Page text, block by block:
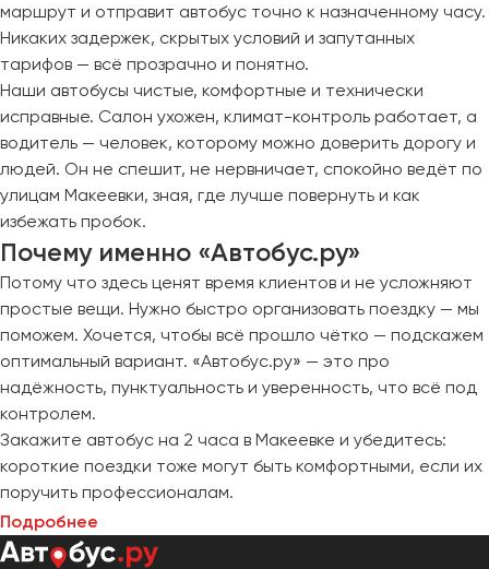
маршрут и отправит автобус точно к назначенному часу.
Никаких задержек, скрытых условий и запутанных
тарифов — всё прозрачно и понятно.
Наши автобусы чистые, комфортные и технически
исправные. Салон ухожен, климат-контроль работает, а
водитель — человек, которому можно доверить дорогу и
людей. Он не спешит, не нервничает, спокойно ведёт по
улицам Макеевки, зная, где лучше повернуть и как
избежать пробок.
Почему именно «Автобус.ру»
Потому что здесь ценят время клиентов и не усложняют
простые вещи. Нужно быстро организовать поездку — мы
поможем. Хочется, чтобы всё прошло чётко — подскажем
оптимальный вариант. «Автобус.ру» — это про
надёжность, пунктуальность и уверенность, что всё под
контролем.
Закажите автобус на 2 часа в Макеевке и убедитесь:
короткие поездки тоже могут быть комфортными, если их
поручить профессионалам.
Подробнее